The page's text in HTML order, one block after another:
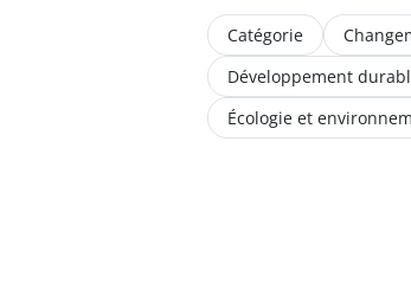
Catégorie
Développement
Écologie et